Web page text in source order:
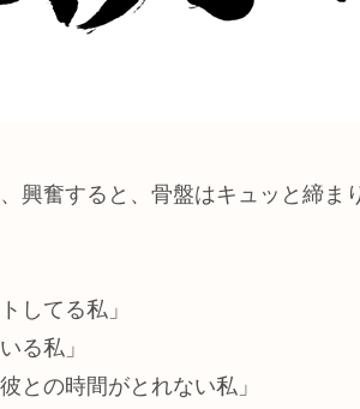
興奮すると、骨盤はキュッと締ま
してる私」
る私」
との時間がとれない私」